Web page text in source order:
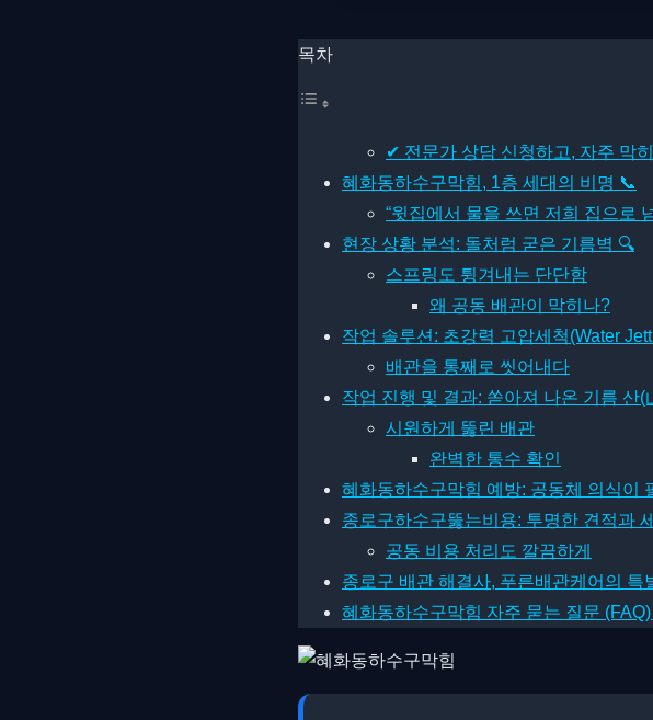
목차
✔ 전문가 상담 신청하고, 자주 막
혜화동하수구막힘, 1층 세대의 비명 📞
“윗집에서 물을 쓰면 저희 집으로
현장 상황 분석: 돌처럼 굳은 기름벽 🔍
스프링도 튕겨내는 단단함
왜 공동 배관이 막히나?
작업 솔루션: 초강력 고압세척(Water
배관을 통째로 씻어내다
작업 진행 및 결과: 쏟아져 나온 기름 산(
시원하게 뚫린 배관
완벽한 통수 확인
혜화동하수구막힘 예방: 공동체 의식이
종로구하수구뚫는비용: 투명한 견적과
공동 비용 처리도 깔끔하게
종로구 배관 해결사, 푸른배관케어의 특
혜화동하수구막힘 자주 묻는 질문 (FAQ)